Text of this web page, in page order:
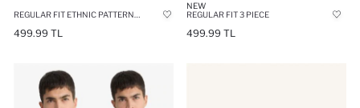
499.99 TL
NEW
REGULAR FIT 3 PIECE
499.99 TL